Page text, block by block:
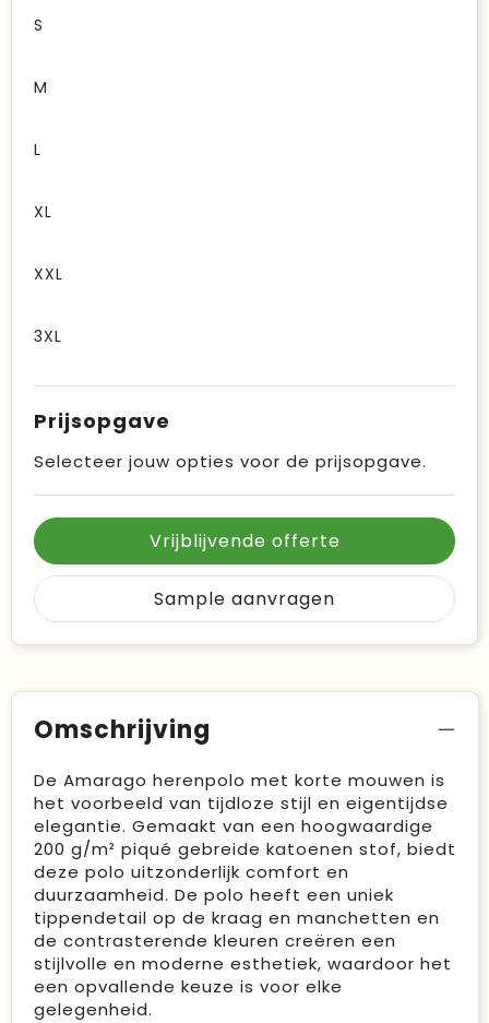
S
M
L
XL
XXL
3XL
Prijsopgave
Selecteer jouw opties voor de prijsopgave.
Vrijblijvende offerte
Sample aanvragen
Omschrijving
De Amarago herenpolo met korte mouwen is
het voorbeeld van tijdloze stijl en eigentijdse
elegantie. Gemaakt van een hoogwaardige
200 g/m² piqué gebreide katoenen stof, biedt
deze polo uitzonderlijk comfort en
duurzaamheid. De polo heeft een uniek
tippendetail op de kraag en manchetten en
de contrasterende kleuren creëren een
stijlvolle en moderne esthetiek, waardoor het
een opvallende keuze is voor elke
gelegenheid.